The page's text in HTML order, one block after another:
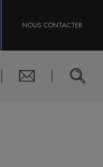
NOUS CONTACTER